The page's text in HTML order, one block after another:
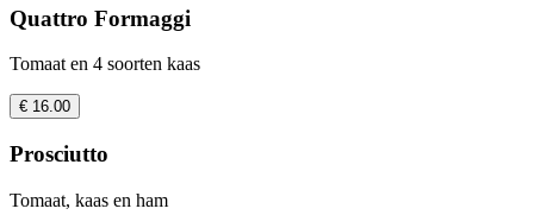
Quattro Formaggi
Tomaat en 4 soorten kaas
€ 16.00
Prosciutto
Tomaat, kaas en ham